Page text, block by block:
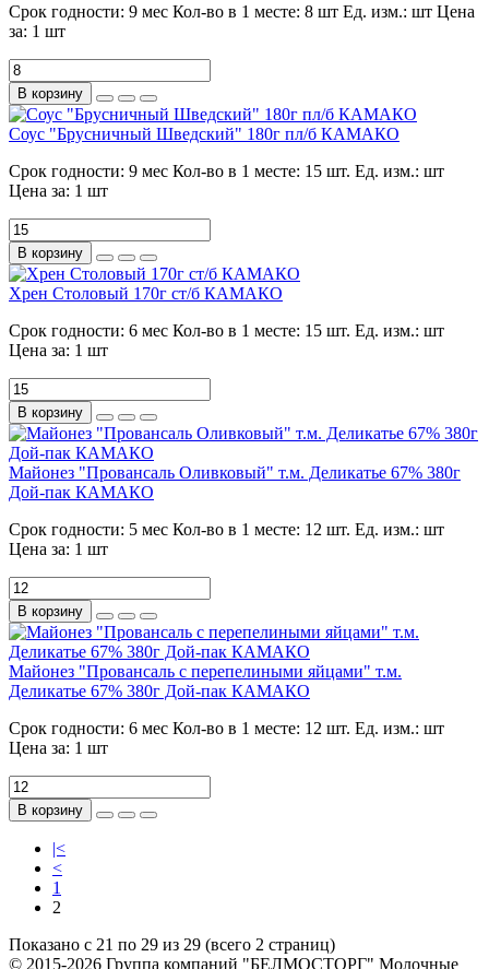
Срок годности: 9 мес Кол-во в 1 месте: 8 шт Ед. изм.: шт Цена
за: 1 шт
В корзину
Соус "Брусничный Шведский" 180г пл/б КАМАКО
Срок годности: 9 мес Кол-во в 1 месте: 15 шт. Ед. изм.: шт
Цена за: 1 шт
В корзину
Хрен Столовый 170г ст/б КАМАКО
Срок годности: 6 мес Кол-во в 1 месте: 15 шт. Ед. изм.: шт
Цена за: 1 шт
В корзину
Майонез "Провансаль Оливковый" т.м. Деликатье 67% 380г
Дой-пак КАМАКО
Срок годности: 5 мес Кол-во в 1 месте: 12 шт. Ед. изм.: шт
Цена за: 1 шт
В корзину
Майонез "Провансаль с перепелиными яйцами" т.м.
Деликатье 67% 380г Дой-пак КАМАКО
Срок годности: 6 мес Кол-во в 1 месте: 12 шт. Ед. изм.: шт
Цена за: 1 шт
В корзину
|<
<
1
2
Показано с 21 по 29 из 29 (всего 2 страниц)
© 2015-2026 Группа компаний "БЕЛМОСТОРГ" Молочные